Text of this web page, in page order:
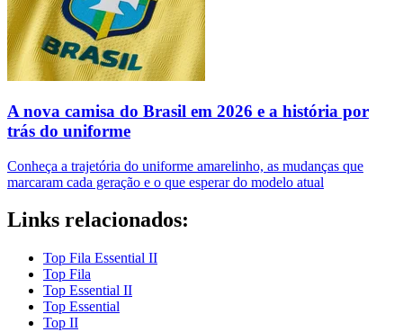
A nova camisa do Brasil em 2026 e a história por
trás do uniforme
Conheça a trajetória do uniforme amarelinho, as mudanças que
marcaram cada geração e o que esperar do modelo atual
Links relacionados:
Top Fila Essential II
Top Fila
Top Essential II
Top Essential
Top II